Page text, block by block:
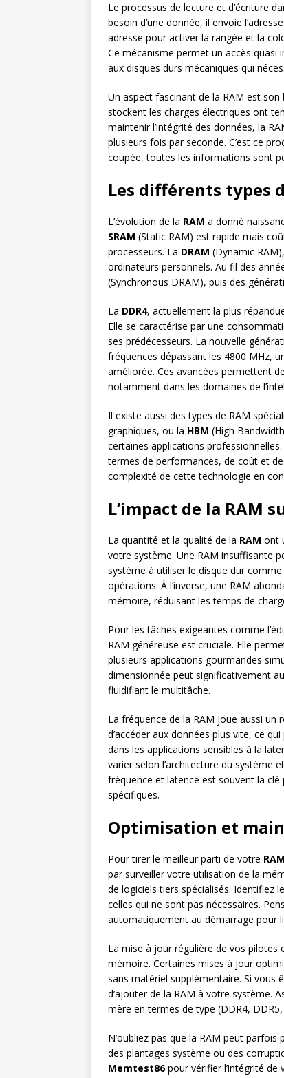
Le processus de lecture et d’écriture
besoin d’une donnée, il envoie
adresse pour activer la rangée et la
Ce mécanisme permet un accès
aux disques durs mécaniques qui
Un aspect fascinant de la RAM est
stockent les charges électriques ont
maintenir l’intégrité des données, la
plusieurs fois par seconde. C’est ce
coupée, toutes les informations sont
Les différents types
L’évolution de la RAM a donné
SRAM (Static RAM) est rapide mais
processeurs. La DRAM (Dynamic
ordinateurs personnels. Au fil des
(Synchronous DRAM), puis des
La DDR4, actuellement la plus
Elle se caractérise par une
ses prédécesseurs. La nouvelle
fréquences dépassant les 4800 MHz,
améliorée. Ces avancées permettent
notamment dans les domaines de
Il existe aussi des types de RAM
graphiques, ou la HBM (High
certaines applications
termes de performances, de coût et
complexité de cette technologie en
L’impact de la RAM
La quantité et la qualité de la RAM ont
votre système. Une RAM insuffisante
système à utiliser le disque dur
opérations. À l’inverse, une RAM
mémoire, réduisant les temps de
Pour les tâches exigeantes comme
RAM généreuse est cruciale. Elle
plusieurs applications gourmandes
dimensionnée peut significativement
fluidifiant le multitâche.
La fréquence de la RAM joue aussi
d’accéder aux données plus vite, ce
dans les applications sensibles à la
varier selon l’architecture du système
fréquence et latence est souvent la
spécifiques.
Optimisation et
Pour tirer le meilleur parti de votre RAM
par surveiller votre utilisation de la
de logiciels tiers spécialisés. Identifiez
celles qui ne sont pas nécessaires.
automatiquement au démarrage pour
La mise à jour régulière de vos pilotes
mémoire. Certaines mises à jour
sans matériel supplémentaire. Si vous
d’ajouter de la RAM à votre système.
mère en termes de type (DDR4,
N’oubliez pas que la RAM peut
des plantages système ou des
Memtest86pour vérifier l’intégrité de